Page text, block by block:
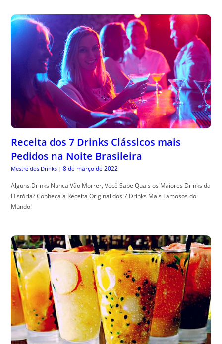
Receita dos 7 Drinks Clássicos mais
Pedidos na Noite Brasileira
Mestre dos Drinks | 8 de março de 2022
Alguns Drinks Nunca Vão Morrer, Você Sabe Quais os Maiores Drinks da
História? Conheça a Receita Original dos 7 Drinks Mais Famosos do
Mundo!